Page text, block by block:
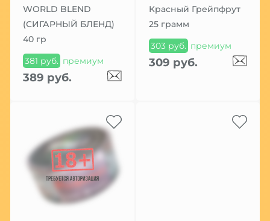
WORLD BLEND
(СИГАРНЫЙ БЛЕНД)
40 гр
381 руб. премиум
389 руб.
Красный Грейпфрут
25 грамм
303 руб. премиум
309 руб.